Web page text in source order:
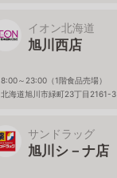
イオン北海道
旭川西店
8:00～23:00（1階食品売場）
北海道旭川市緑町23丁目2161-3
サンドラッグ
旭川シ－ナ店